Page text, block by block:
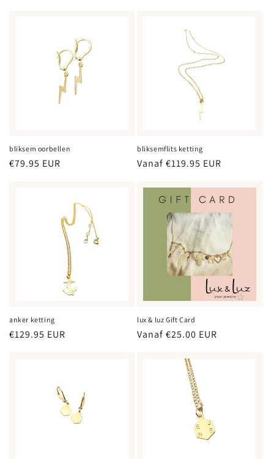
bliksem oorbellen
Normale
€79.95 EUR
bliksemflits ketting
Normale
Vanaf €119.95 EUR
anker ketting
Normale
€129.95 EUR
lux & luz Gift Card
Normale
Vanaf €25.00 EUR